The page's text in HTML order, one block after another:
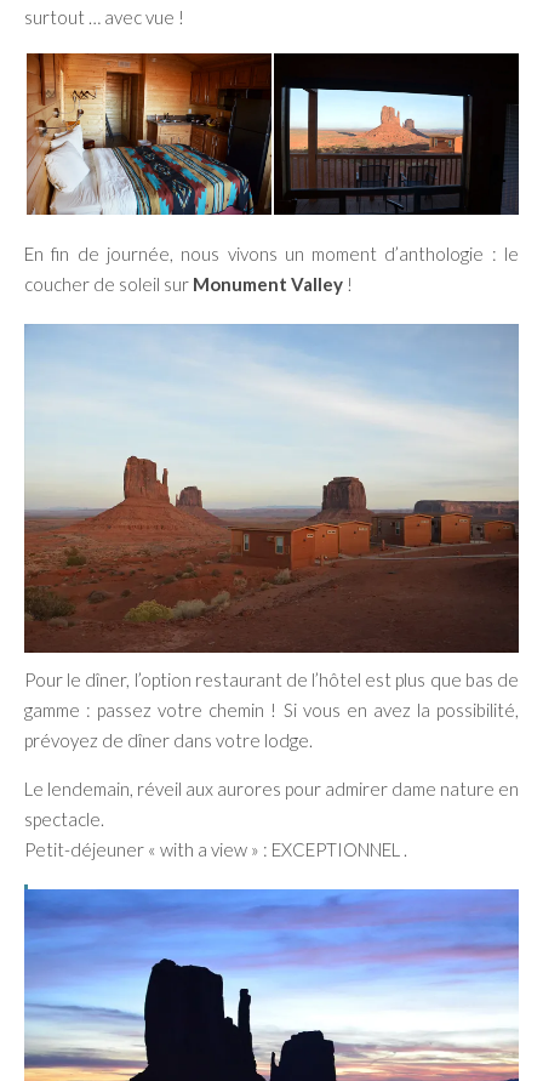
surtout … avec vue !
En fin de journée, nous vivons un moment d’anthologie : le
coucher de soleil sur Monument Valley !
Pour le dîner, l’option restaurant de l’hôtel est plus que bas de
gamme : passez votre chemin ! Si vous en avez la possibilité,
prévoyez de dîner dans votre lodge.
Le lendemain, réveil aux aurores pour admirer dame nature en
spectacle.
Petit-déjeuner « with a view » : EXCEPTIONNEL .